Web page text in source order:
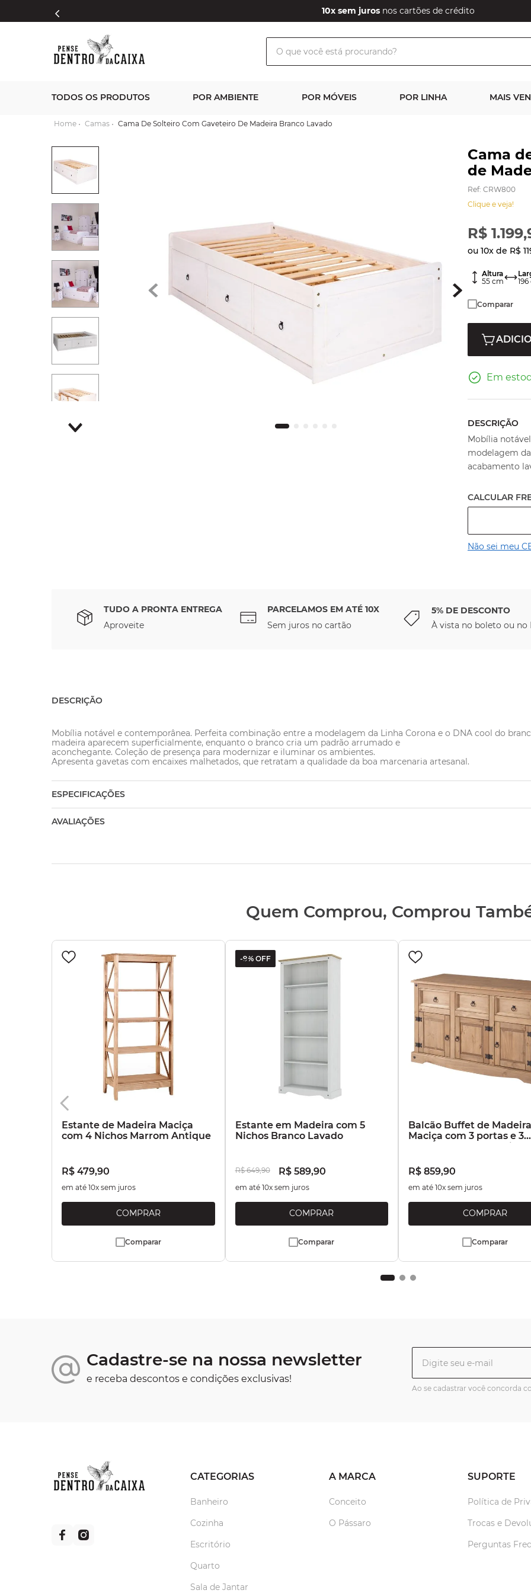
10x sem jurosnos cartões de crédito
O que você está procurando?
TODOS OS PRODUTOS POR AMBIENTE POR MÓVEIS POR LINHA MAIS
Camas Cama De Solteiro Com Gaveteiro De Madeira Branco Lavado
Cama
de
Ref: CRW800
Clique e veja!
R$ 1.199,
ou 10x de R$
Altura
55 cm
196
Comparar
Em
DESCRIÇÃO
Mobília
modelagem
acabamento
Não sei meu
TUDO A PRONTA ENTREGA
Aproveite
PARCELAMOS EM ATÉ 10X
Sem juros no cartão
5% DE DESCONTO
À vista no boleto ou no
DESCRIÇÃO
Mobília notável e contemporânea. Perfeita combinação entre a modelagem da Linha Corona e o DNA cool do
madeira aparecem superficialmente, enquanto o branco cria um padrão arrumado e
aconchegante. Coleção de presença para modernizar e iluminar os ambientes.
Apresenta gavetas com encaixes malhetados, que retratam a qualidade da boa marcenaria artesanal.
ESPECIFICAÇÕES
AVALIAÇÕES
Quem Comprou, Comprou
Estante de Madeira Maciça
com 4 Nichos Marrom Antique
R$ 479,90
em até 10x sem juros
Comparar
-9%OFF
Estante em Madeira com 5
Nichos Branco Lavado
R$ 649,90 R$ 589,90
em até 10x sem juros
Comparar
Balcão Buffet de Madeira
Maciça com 3 portas e 3
Gavetas Marrom Antique
R$ 859,90
em até 10x sem juros
Comparar
Cadastre-se na nossa newsletter
e receba descontos e condições exclusivas!
Ao se cadastrar você concorda
CATEGORIAS
Banheiro
Cozinha
Escritório
Quarto
Sala de Jantar
A MARCA
Conceito
O Pássaro
SUPORTE
Política de
Trocas e
Perguntas